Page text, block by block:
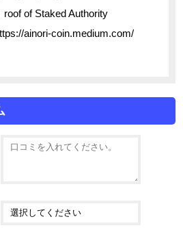
roof of Staked Authority
ainori-coin.medium.com/